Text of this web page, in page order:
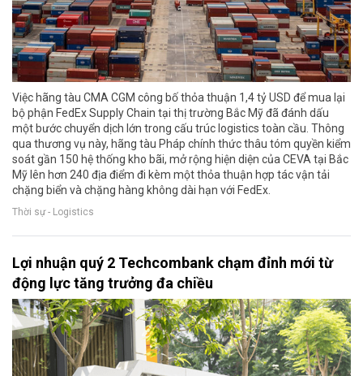
Việc hãng tàu CMA CGM công bố thỏa thuận 1,4 tỷ USD để mua lại
bộ phận FedEx Supply Chain tại thị trường Bắc Mỹ đã đánh dấu
một bước chuyển dịch lớn trong cấu trúc logistics toàn cầu. Thông
qua thương vụ này, hãng tàu Pháp chính thức thâu tóm quyền kiểm
soát gần 150 hệ thống kho bãi, mở rộng hiện diện của CEVA tại Bắc
Mỹ lên hơn 240 địa điểm đi kèm một thỏa thuận hợp tác vận tải
chặng biển và chặng hàng không dài hạn với FedEx.
Thời sự - Logistics
Lợi nhuận quý 2 Techcombank chạm đỉnh mới từ
động lực tăng trưởng đa chiều